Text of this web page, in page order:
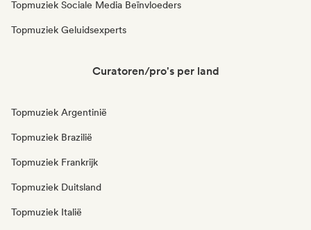
Topmuziek Sociale Media Beïnvloeders
Topmuziek Geluidsexperts
Curatoren/pro's per land
Topmuziek Argentinië
Topmuziek Brazilië
Topmuziek Frankrijk
Topmuziek Duitsland
Topmuziek Italië